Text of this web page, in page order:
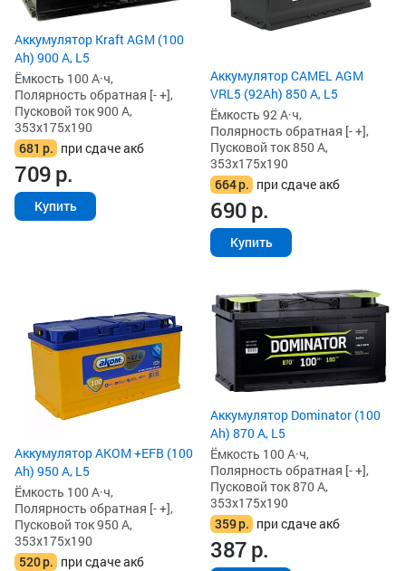
Аккумулятор Kraft AGM (100
Ah) 900 А, L5
Ёмкость 100 А·ч,
Полярность обратная [- +],
Пусковой ток 900 А,
353x175x190
681 р. при сдаче акб
709р.
Купить
Аккумулятор CAMEL AGM
VRL5 (92Ah) 850 А, L5
Ёмкость 92 А·ч,
Полярность обратная [- +],
Пусковой ток 850 А,
353x175x190
664р. при сдаче акб
690р.
Купить
Аккумулятор AKOM +EFB (100
Ah) 950 А, L5
Ёмкость 100 А·ч,
Полярность обратная [- +],
Пусковой ток 950 А,
353x175x190
520р. при сдаче акб
Аккумулятор Dominator (100
Ah) 870 А, L5
Ёмкость 100 А·ч,
Полярность обратная [- +],
Пусковой ток 870 А,
353x175x190
359р. при сдаче акб
387р.